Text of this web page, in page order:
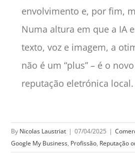
envolvimento e, por fim,
Numa altura em que a IA
texto, voz e imagem, a
não é um “plus” – é o
reputação eletrónica local.
By Nicolas Laustriat | 07/04/2025 |
Google My Business, Profissão, Reputação